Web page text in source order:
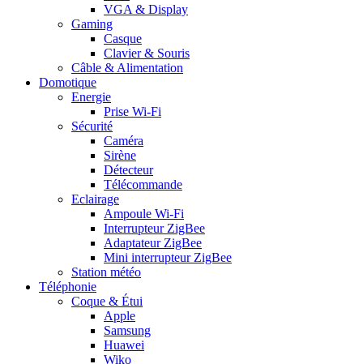
VGA & Display
Gaming
Casque
Clavier & Souris
Câble & Alimentation
Domotique
Energie
Prise Wi-Fi
Sécurité
Caméra
Sirène
Détecteur
Télécommande
Eclairage
Ampoule Wi-Fi
Interrupteur ZigBee
Adaptateur ZigBee
Mini interrupteur ZigBee
Station météo
Téléphonie
Coque & Étui
Apple
Samsung
Huawei
Wiko